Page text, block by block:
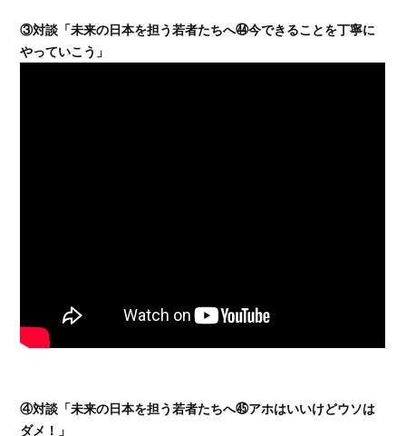
③対談「未来の日本を担う若者たちへ㊹今できることを丁寧に
やっていこう」
④対談「未来の日本を担う若者たちへ㊺アホはいいけどウソは
ダメ！」